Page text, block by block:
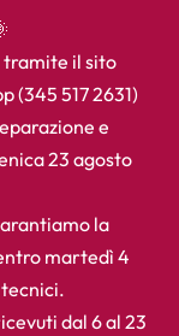
il sito
(345 517 2631)
e
23 agosto
la
martedì 4
dal 6 al 23